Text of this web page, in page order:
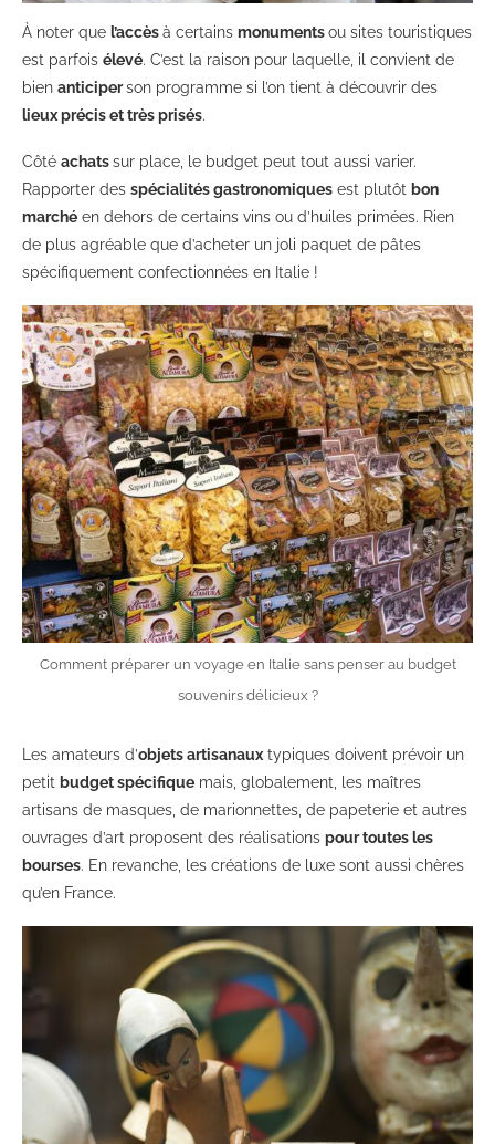
À noter que l’accèsà certains monumentsou sites touristiques
est parfois élevé. C’est la raison pour laquelle, il convient de
bien anticiperson programme si l’on tient à découvrir des
lieux précis et très prisés.
Côté achatssur place, le budget peut tout aussi varier.
Rapporter des spécialités gastronomiques est plutôt bon
marché en dehors de certains vins ou d’huiles primées. Rien
de plus agréable que d’acheter un joli paquet de pâtes
spécifiquement confectionnées en Italie !
Comment préparer un voyage en Italie sans penser au budget
souvenirs délicieux ?
Les amateurs d’objets artisanauxtypiques doivent prévoir un
petit budget spécifique mais, globalement, les maîtres
artisans de masques, de marionnettes, de papeterie et autres
ouvrages d’art proposent des réalisations pour toutes les
bourses. En revanche, les créations de luxe sont aussi chères
qu’en France.